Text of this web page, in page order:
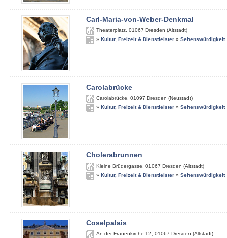
Carl-Maria-von-Weber-Denkmal
Theaterplatz 01067 Dresden (Altstadt)
» Kultur, Freizeit & Dienstleister » Sehenswürdigkeit
Carolabrücke
Carolabrücke 01097 Dresden (Neustadt)
» Kultur, Freizeit & Dienstleister » Sehenswürdigkeit
Cholerabrunnen
Kleine Brüdergasse 01067 Dresden (Altstadt)
» Kultur, Freizeit & Dienstleister » Sehenswürdigkeit
Coselpalais
An der Frauenkirche 12 01067 Dresden (Altstadt)